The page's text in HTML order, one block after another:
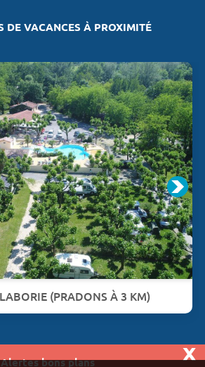
Alertes bons plans x
DE VACANCES À PROXIMITÉ
(PRADONS À 3 KM)
SARL - RCS Créteil n°790 591 572